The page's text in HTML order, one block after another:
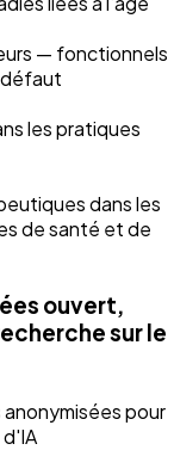
— fonctionnels
les pratiques
dans les
de santé et de
ouvert,
sur le
pour